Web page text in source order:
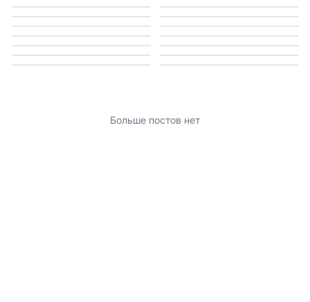
Больше постов нет